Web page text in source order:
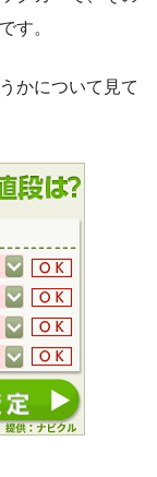
す。
かについて見て